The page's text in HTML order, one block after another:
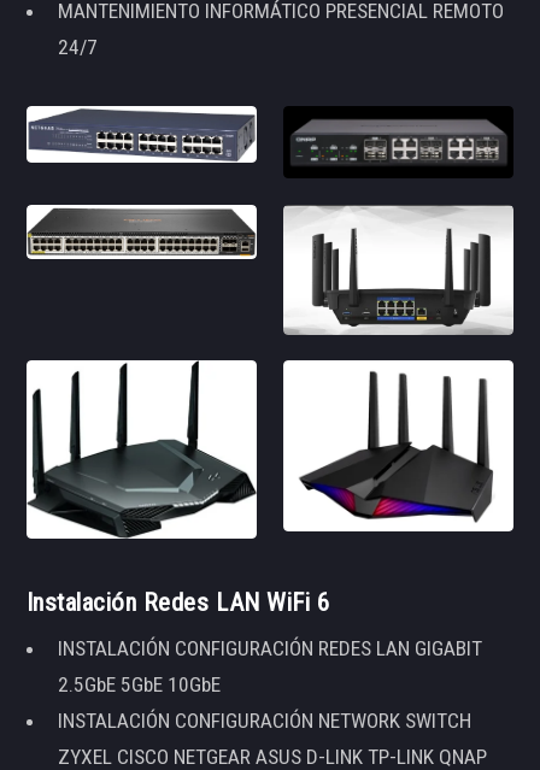
MANTENIMIENTO INFORMÁTICO PRESENCIAL REMOTO
24/7
Instalación Redes LAN WiFi 6
INSTALACIÓN CONFIGURACIÓN REDES LAN GIGABIT
2.5GbE 5GbE 10GbE
INSTALACIÓN CONFIGURACIÓN NETWORK SWITCH
ZYXEL CISCO NETGEAR ASUS D-LINK TP-LINK QNAP